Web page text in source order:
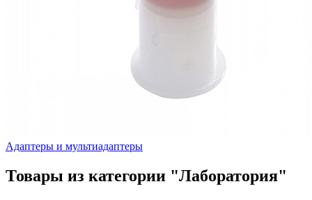
Адаптеры и мультиадаптеры
Товары из категории "Лаборатория"